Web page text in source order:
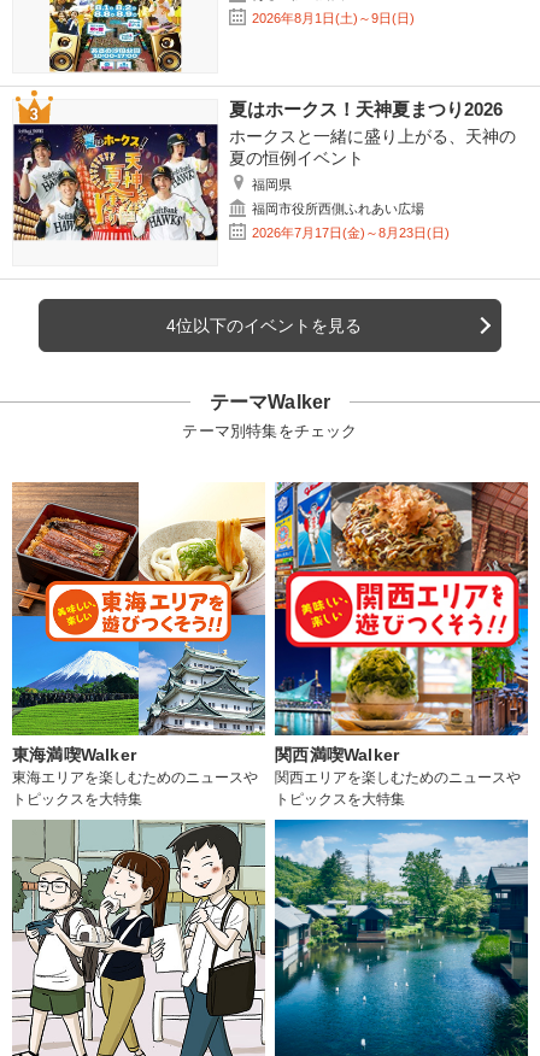
2026年8月1日(土)～9日(日)
夏はホークス！天神夏まつり2026
ホークスと一緒に盛り上がる、天神の
夏の恒例イベント
福岡県
福岡市役所西側ふれあい広場
2026年7月17日(金)～8月23日(日)
4位以下のイベントを見る
テーマWalker
テーマ別特集をチェック
東海満喫Walker
東海エリアを楽しむためのニュースや
トピックスを大特集
関西満喫Walker
関西エリアを楽しむためのニュースや
トピックスを大特集